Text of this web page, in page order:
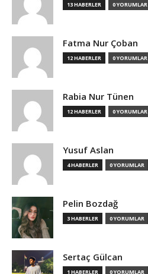
13 HABERLER 0 YORUMLAR
Fatma Nur Çoban
12 HABERLER 0 YORUMLAR
Rabia Nur Tünen
12 HABERLER 0 YORUMLAR
Yusuf Aslan
4 HABERLER 0 YORUMLAR
Pelin Bozdağ
3 HABERLER 0 YORUMLAR
Sertaç Gülcan
1 HABERLER 0 YORUMLAR